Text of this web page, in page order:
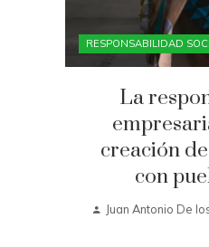
RESPONSABILIDAD
La
creación
con
Juan Antonio De